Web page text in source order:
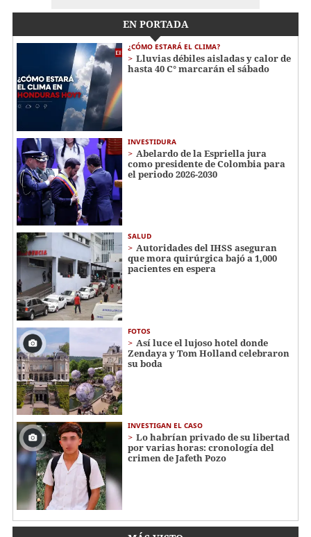
EN PORTADA
¿CÓMO ESTARÁ EL CLIMA?
Lluvias débiles aisladas y calor de
hasta 40 C° marcarán el sábado
INVESTIDURA
Abelardo de la Espriella jura
como presidente de Colombia para
el periodo 2026-2030
SALUD
Autoridades del IHSS aseguran
que mora quirúrgica bajó a 1,000
pacientes en espera
FOTOS
Así luce el lujoso hotel donde
Zendaya y Tom Holland celebraron
su boda
INVESTIGAN EL CASO
Lo habrían privado de su libertad
por varias horas: cronología del
crimen de Jafeth Pozo